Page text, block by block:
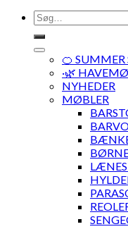
Søg
efter:
🍊 SUMMER
·🌿
NYHEDER
MØBLER